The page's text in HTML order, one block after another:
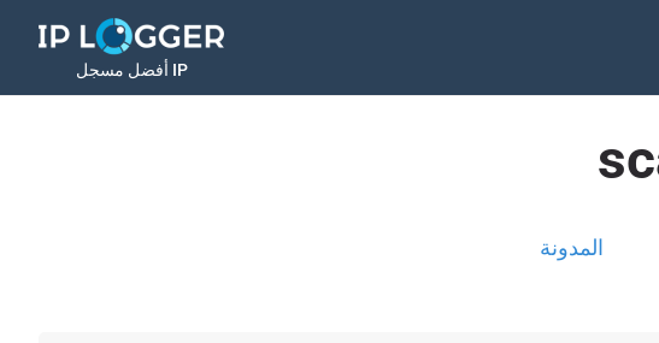
أفضل مسجل IP
المدونة